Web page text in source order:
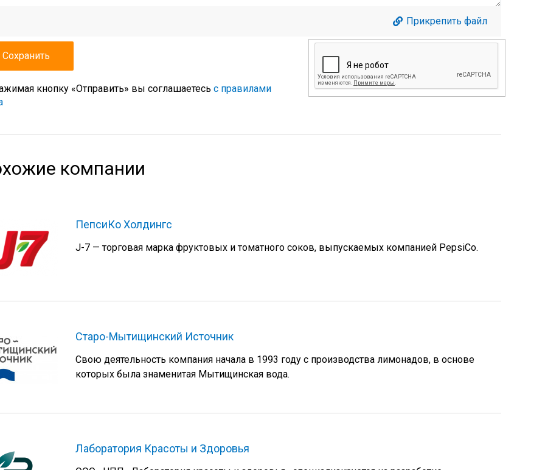
Прикрепить файл
кнопку «Отправить» вы соглашаетесь с правилами
компании
ПепсиКо Холдингс
J-7 — торговая марка фруктовых и томатного соков, выпускаемых компанией PepsiCo.
Старо-Мытищинский Источник
Свою деятельность компания начала в 1993 году с производства лимонадов, в основе
которых была знаменитая Мытищинская вода.
Лаборатория Красоты и Здоровья